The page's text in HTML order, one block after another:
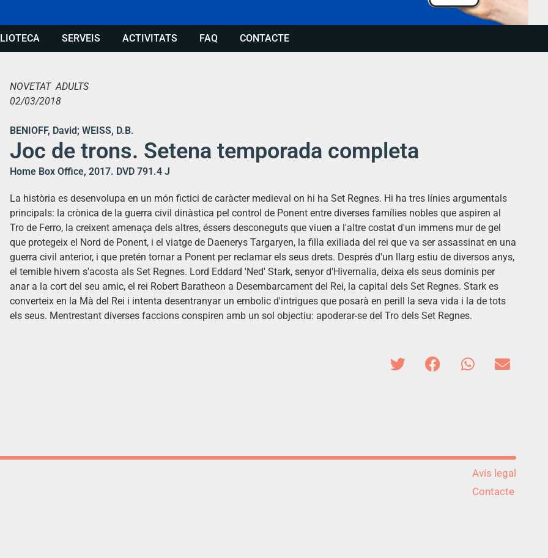
SERVEIS ACTIVITATS FAQ CONTACTE
NOVETAT ADULTS
02/03/2018
BENIOFF, David; WEISS, D.B.
Joc de trons. Setena temporada completa
Home Box Office, 2017. DVD 791.4 J
La història es desenvolupa en un món fictici de caràcter medieval on hi ha Set Regnes. Hi ha tres línies argumentals
principals: la crònica de la guerra civil dinàstica pel control de Ponent entre diverses famílies nobles que aspiren al
Tro de Ferro, la creixent amenaça dels altres, éssers desconeguts que viuen a l'altre costat d'un immens mur de gel
que protegeix el Nord de Ponent, i el viatge de Daenerys Targaryen, la filla exiliada del rei que va ser assassinat en una
guerra civil anterior, i que pretén tornar a Ponent per reclamar els seus drets. Després d'un llarg estiu de diversos anys,
el temible hivern s'acosta als Set Regnes. Lord Eddard 'Ned' Stark, senyor d'Hivernalia, deixa els seus dominis per
anar a la cort del seu amic, el rei Robert Baratheon a Desembarcament del Rei, la capital dels Set Regnes. Stark es
converteix en la Mà del Rei i intenta desentranyar un embolic d'intrigues que posarà en perill la seva vida i la de tots
els seus. Mentrestant diverses faccions conspiren amb un sol objectiu: apoderar-se del Tro dels Set Regnes.
Avís legal
Contacte